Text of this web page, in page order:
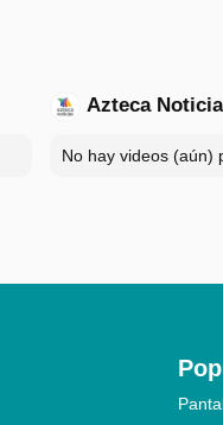
Azteca
No hay videos (aún)